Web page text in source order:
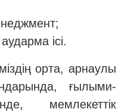
ісі.
орта, арнаулы
ғылыми-
мемлекеттік